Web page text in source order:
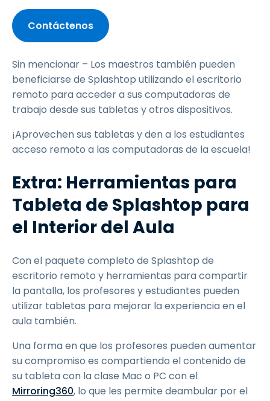
Contáctenos
Sin mencionar – Los maestros también pueden
beneficiarse de Splashtop utilizando el escritorio
remoto para acceder a sus computadoras de
trabajo desde sus tabletas y otros dispositivos.
¡Aprovechen sus tabletas y den a los estudiantes
acceso remoto a las computadoras de la escuela!
Extra: Herramientas para
Tableta de Splashtop para
el Interior del Aula
Con el paquete completo de Splashtop de
escritorio remoto y herramientas para compartir
la pantalla, los profesores y estudiantes pueden
utilizar tabletas para mejorar la experiencia en el
aula también.
Una forma en que los profesores pueden aumentar
su compromiso es compartiendo el contenido de
su tableta con la clase Mac o PC con el
Mirroring360, lo que les permite deambular por el